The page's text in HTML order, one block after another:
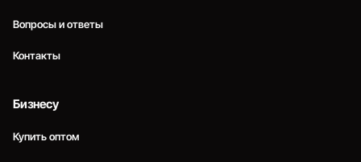
Вопросы и ответы
Контакты
Бизнесу
Купить оптом